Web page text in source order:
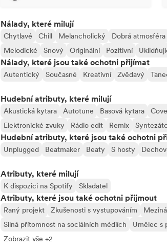
Nálady, které milují
Chytlavé Chill Melancholický Dobrá atmosféra
Melodické
Snový Originální Pozitivní
Nálady, které jsou také ochotni přijímat
Autentický Současné Kreativní Zvědavý
Hudební atributy, které milují
Akustická kytara Autotune Basová kytara
Elektronické zvuky
Rádio edit Remix
Hudební atributy, které jsou také ochotni
Unplugged Beatmaker Beaty S hosty
Atributy, které milují
K dispozici na Spotify Skladatel
Atributy, které jsou také ochotni přijmout
Raný projekt Zkušenosti s vystupováním
Silná přítomnost na sociálních médiích
Umělec s
Zobrazit vše +2